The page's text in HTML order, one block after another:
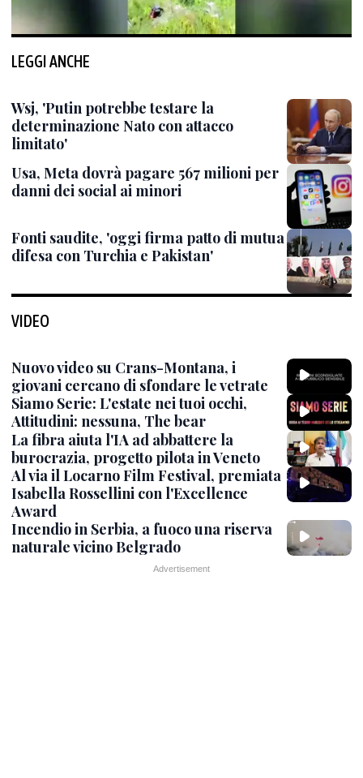
LEGGI ANCHE
Wsj, 'Putin potrebbe testare la
determinazione Nato con attacco
limitato'
Usa, Meta dovrà pagare 567 milioni per
danni dei social ai minori
Fonti saudite, 'oggi firma patto di mutua
difesa con Turchia e Pakistan'
VIDEO
Nuovo video su Crans-Montana, i
giovani cercano di sfondare le vetrate
Siamo Serie: L'estate nei tuoi occhi,
Attitudini: nessuna, The bear
La fibra aiuta l'IA ad abbattere la
burocrazia, progetto pilota in Veneto
Al via il Locarno Film Festival, premiata
Isabella Rossellini con l'Excellence
Award
Incendio in Serbia, a fuoco una riserva
naturale vicino Belgrado